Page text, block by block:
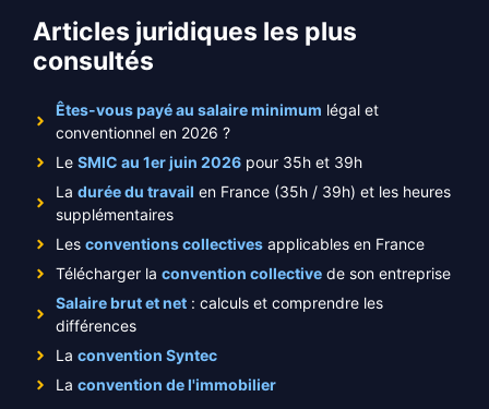
Articles juridiques les plus
consultés
Êtes-vous payé au salaire minimum légal et
conventionnel en 2026 ?
Le SMIC au 1er juin 2026 pour 35h et 39h
La durée du travail en France (35h / 39h) et les heures
supplémentaires
Les conventions collectives applicables en France
Télécharger la convention collective de son entreprise
Salaire brut et net : calculs et comprendre les
différences
La convention Syntec
La convention de l'immobilier